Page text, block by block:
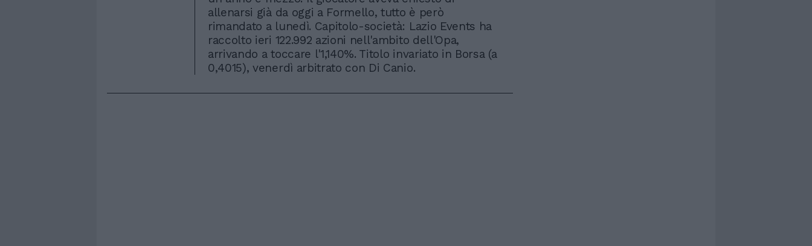
allenarsi già da oggi a Formello, tutto è però
rimandato a lunedì. Capitolo-società: Lazio Events ha
raccolto ieri 122.992 azioni nell'ambito dell'Opa,
arrivando a toccare l'1,140%. Titolo invariato in Borsa (a
0,4015), venerdì arbitrato con Di Canio.